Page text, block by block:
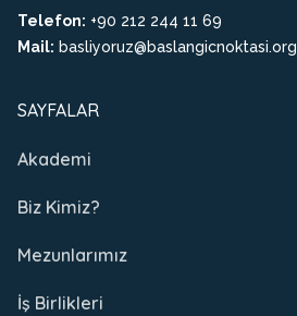
Telefon: +90 212 244 11 69
Mail: basliyoruz@baslangicnoktasi.org
SAYFALAR
Akademi
Biz Kimiz?
Mezunlarımız
İş Birlikleri